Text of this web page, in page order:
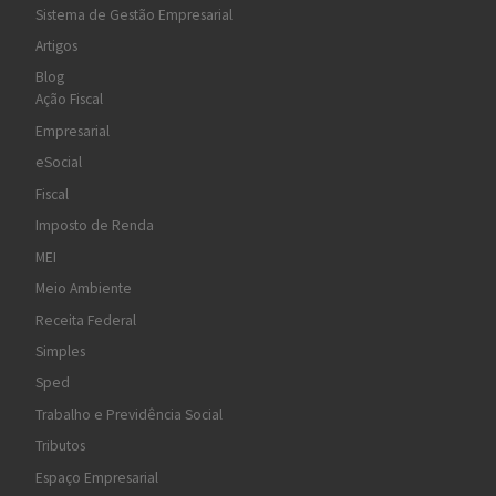
Sistema de Gestão Empresarial
Artigos
Blog
Ação Fiscal
Empresarial
eSocial
Fiscal
Imposto de Renda
MEI
Meio Ambiente
Receita Federal
Simples
Sped
Trabalho e Previdência Social
Tributos
Espaço Empresarial